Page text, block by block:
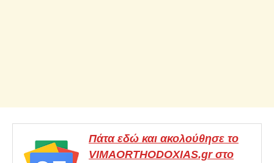
Πάτα εδώ και ακολούθησε το
VIMAORTHODOXIAS.gr στο